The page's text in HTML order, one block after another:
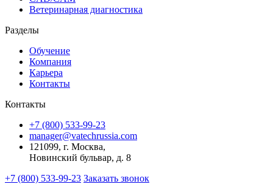
Ветеринарная диагностика
Разделы
Обучение
Компания
Карьера
Контакты
Контакты
+7 (800) 533-99-23
manager@vatechrussia.com
121099, г. Москва,
Новинский бульвар, д. 8
+7 (800) 533-99-23 Заказать звонок